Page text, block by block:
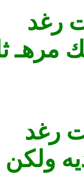
رغد
مرهـ
رغد